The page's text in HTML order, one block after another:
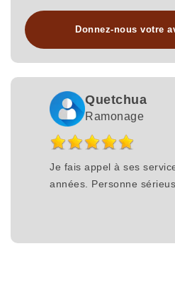
Donnez-nous votre
Quetchua
Ramonage
Je fais appel à ses
années. Personne